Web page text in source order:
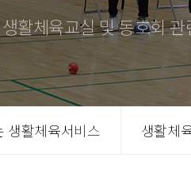
생활체육교실 및 동호회
생활체육서비스 생활체